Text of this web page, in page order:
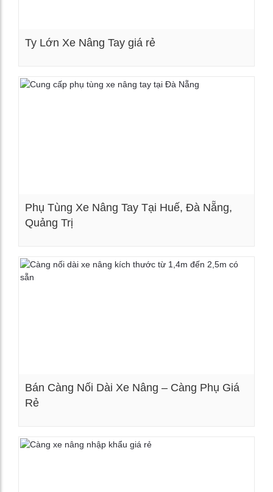
Ty Lớn Xe Nâng Tay giá rẻ
Phụ Tùng Xe Nâng Tay Tại Huế, Đà Nẵng,
Quảng Trị
Bán Càng Nối Dài Xe Nâng – Càng Phụ Giá
Rẻ